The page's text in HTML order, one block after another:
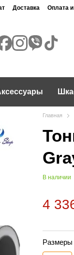
Доставка Оплата
Главная
В наличии
4
Размеры